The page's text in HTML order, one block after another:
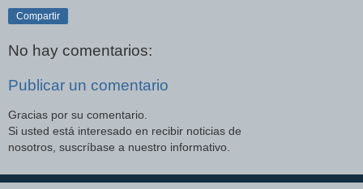
Compartir
No hay comentarios:
Publicar un comentario
Gracias por su comentario.
Si usted está interesado en recibir noticias de
nosotros, suscríbase a nuestro informativo.